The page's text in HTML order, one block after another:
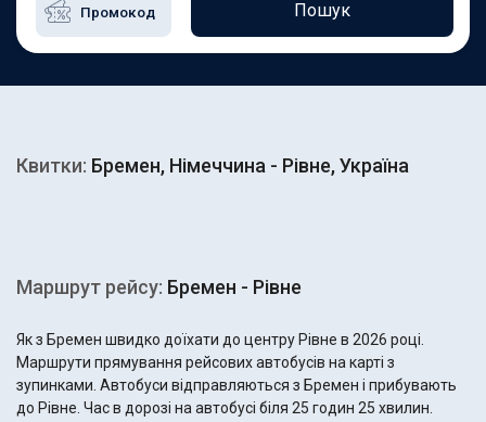
Пошук
Квитки: Бремен, Німеччина - Рівне, Україна
Маршрут рейсу: Бремен - Рівне
Як з Бремен швидко доїхати до центру Рівне в 2026 році.
Маршрути прямування рейсових автобусів на карті з
зупинками. Автобуси відправляються з Бремен і прибувають
до Рівне. Час в дорозі на автобусі біля 25 годин 25 хвилин.